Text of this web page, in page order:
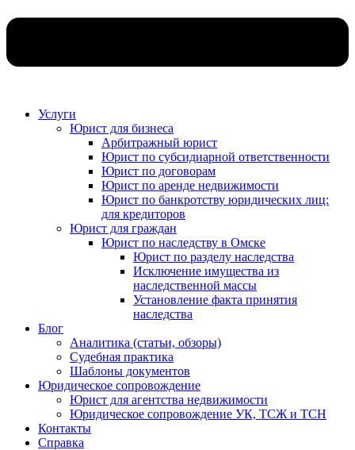
Услуги
Юрист для бизнеса
Арбитражный юрист
Юрист по субсидиарной ответственности
Юрист по договорам
Юрист по аренде недвижимости
Юрист по банкротству юридических лиц:
для кредиторов
Юрист для граждан
Юрист по наследству в Омске
Юрист по разделу наследства
Исключение имущества из
наследственной массы
Установление факта принятия
наследства
Блог
Аналитика (статьи, обзоры)
Судебная практика
Шаблоны документов
Юридическое сопровождение
Юрист для агентства недвижимости
Юридическое сопровождение УК, ТСЖ и ТСН
Контакты
Справка